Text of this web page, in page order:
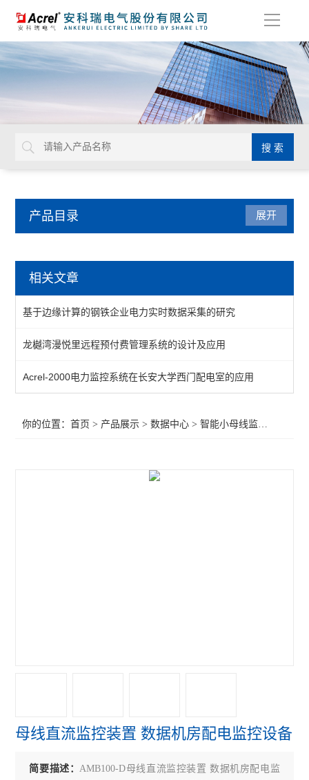
导
产品目录
电池监测模块
低压母线接触式测温模块
母线红外测温监控装置
智能小母线监控 多功能电力仪表
查看全部 >>
展开
相关文章
基于边缘计算的钢铁企业电力实时数据采集的研究
龙樾湾漫悦里远程预付费管理系统的设计及应用
Acrel-2000电力监控系统在长安大学西门配电室的应用
你的位置：首页 > 产品展示 >数据中心 >智能小母线监控 多功能电力仪表
母线直流监控装置 数据机房配电监控设备
简要描述：AMB100-D母线直流监控装置 数据机房配电监